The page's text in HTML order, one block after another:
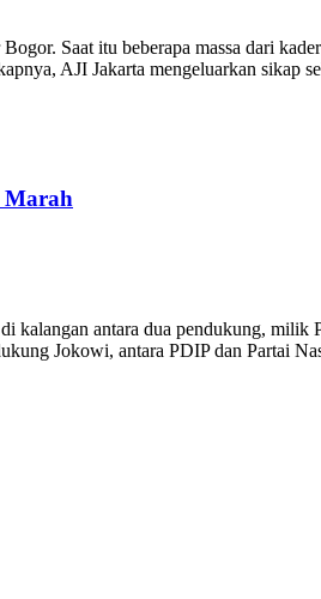
Saat itu beberapa massa dari
AJI Jakarta mengeluarkan sikap
Marah
antara dua pendukung,
Jokowi, antara PDIP dan Partai